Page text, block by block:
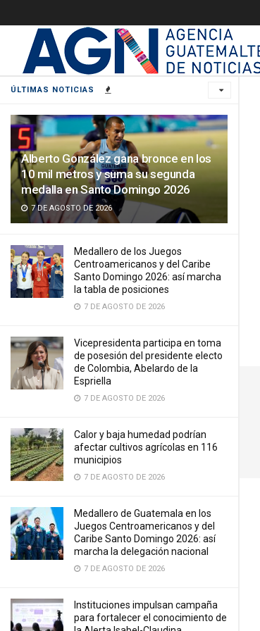
ÚLTIMAS NOTICIAS
Alberto González gana bronce en los
10 mil metros y suma su segunda
medalla en Santo Domingo 2026
7 DE AGOSTO DE 2026
Medallero de los Juegos
Centroamericanos y del Caribe
Santo Domingo 2026: así marcha
la tabla de posiciones
7 DE AGOSTO DE 2026
Vicepresidenta participa en toma
de posesión del presidente electo
de Colombia, Abelardo de la
Espriella
7 DE AGOSTO DE 2026
Calor y baja humedad podrían
afectar cultivos agrícolas en 116
municipios
7 DE AGOSTO DE 2026
Medallero de Guatemala en los
Juegos Centroamericanos y del
Caribe Santo Domingo 2026: así
marcha la delegación nacional
7 DE AGOSTO DE 2026
Instituciones impulsan campaña
para fortalecer el conocimiento de